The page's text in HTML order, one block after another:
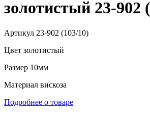
золотистый 23-902
Артикул 23-902 (103/10)
Цвет золотистый
Размер 10мм
Материал вискоза
Подробнее о товаре